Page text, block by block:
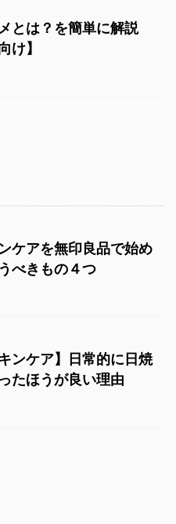
とは？を簡単に解説
け】
ケアを無印良品で始め
べきもの４つ
ンケア】日常的に日焼
たほうが良い理由